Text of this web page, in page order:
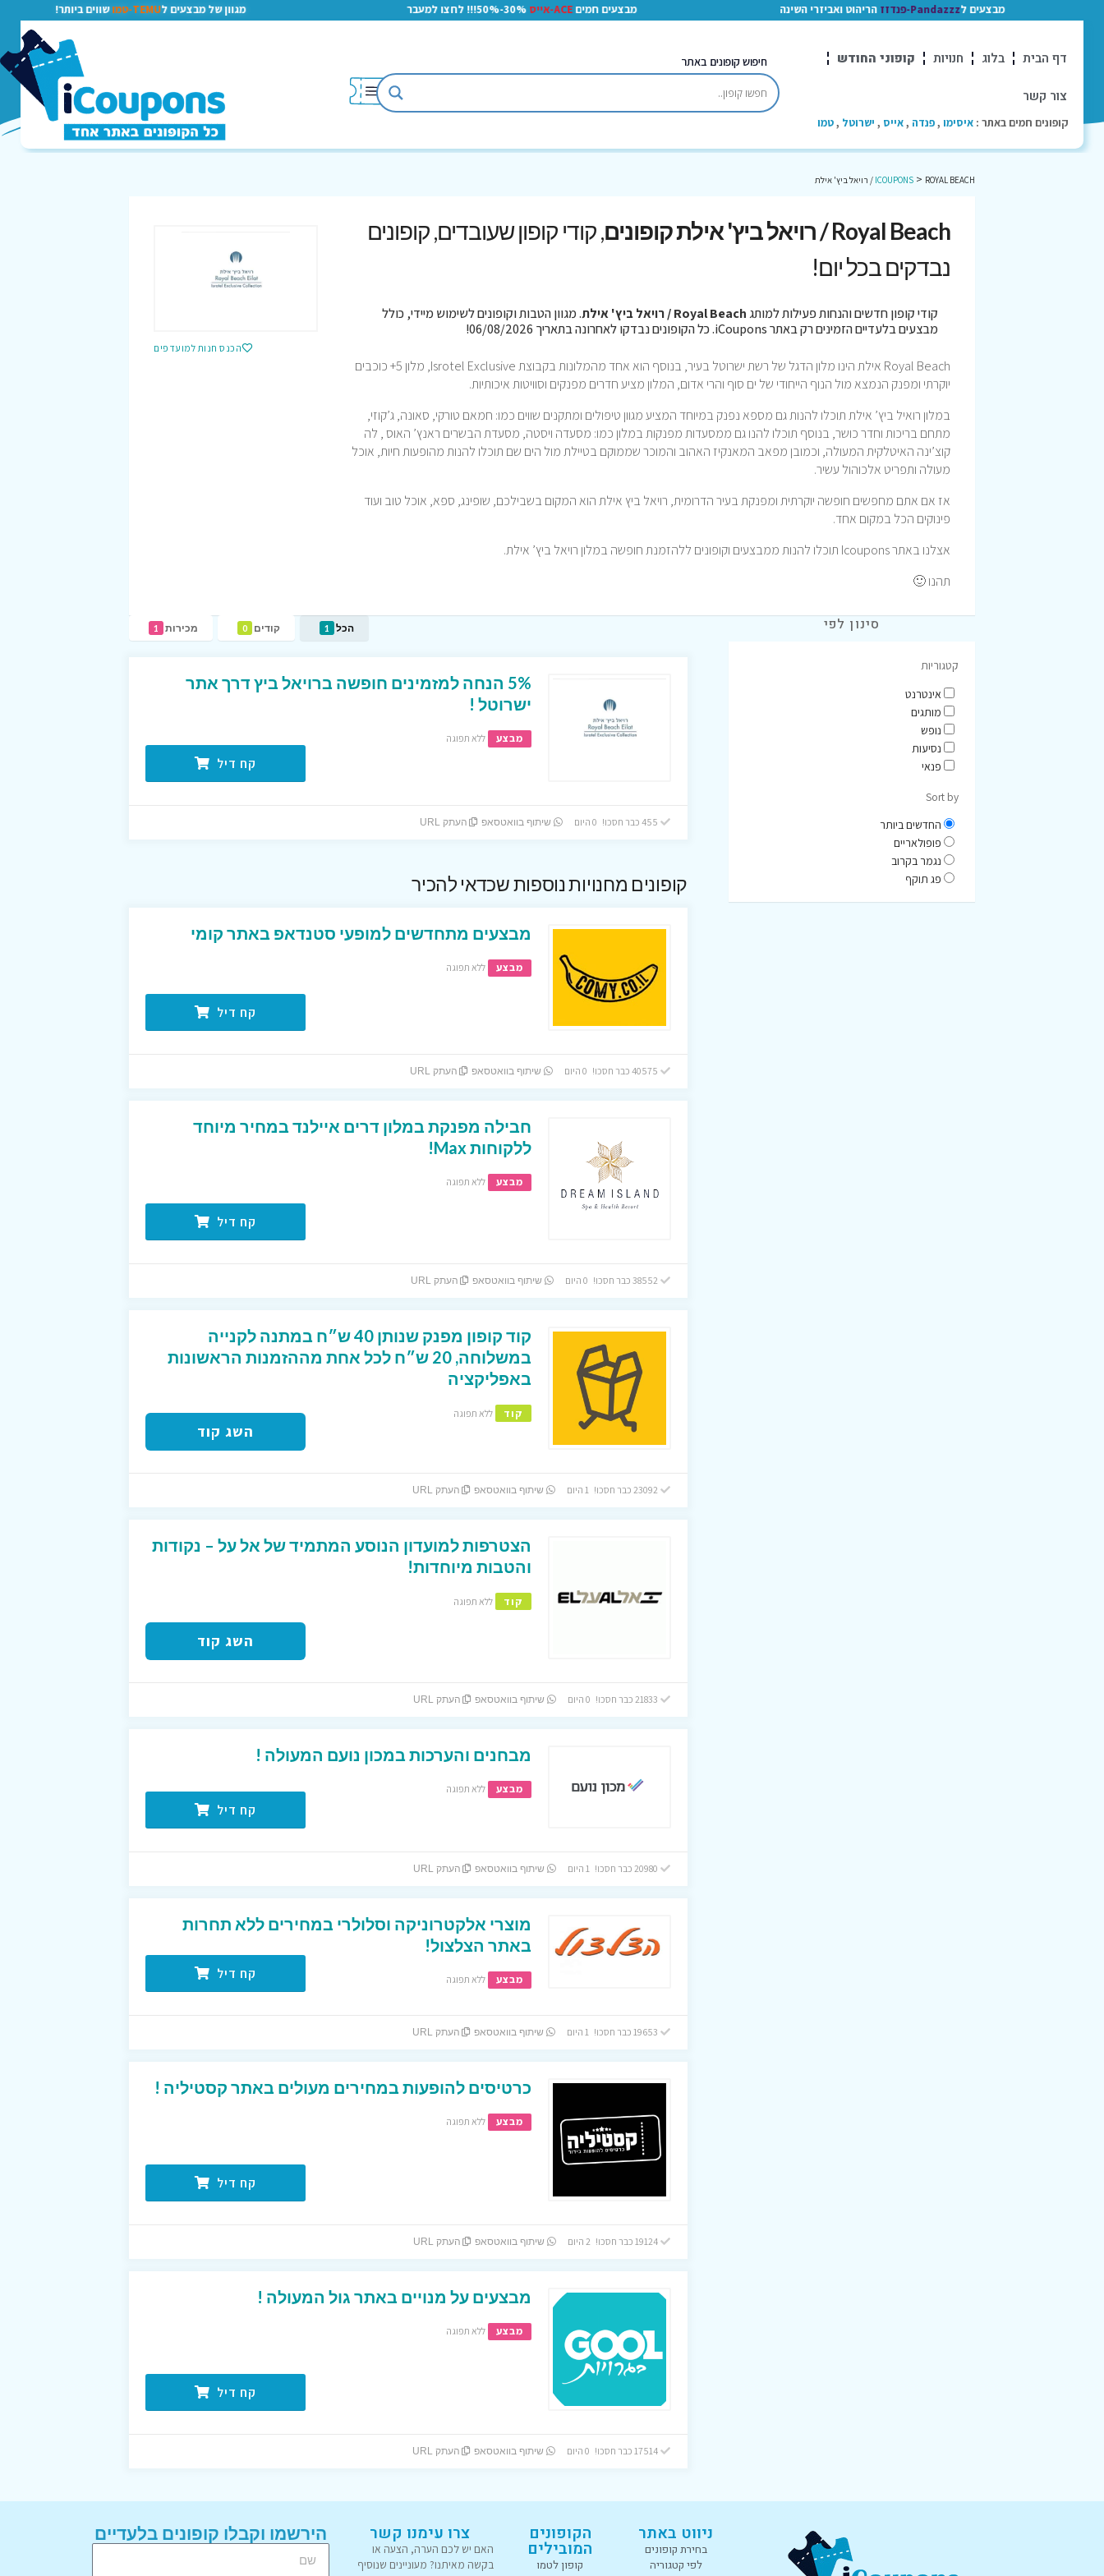
מבצעים לPandazzz-פנדזז הריהוט ואביזרי השינה מבצעים חמיםACE-אייס 30%-50%!!! לחצו למעבר מגוון של מבצעים לTEMU-טמו שווים ביותר!
דף הבית בלוג חנויות קופוני החודש
צור קשר
קופונים חמים באתר : איסימו ,פנדה ,אייס , ישרוטל ,טמו
חיפוש קופונים באתר
ICOUPONS > ROYAL BEACH / רויאל ביץ' אילת
הכנס חנות למועדפים
Royal Beach / רויאל ביץ' אילת קופונים
, קודי קופון שעובדים, קופונים
נבדקים בכל יום!
קודי קופון חדשים והנחות פעילות למותגRoyal Beach / רויאל ביץ' אילת
. מגוון הטבות וקופונים לשימוש מיידי, כולל
מבצעים בלעדיים הזמינים רק באתר iCoupons. כל הקופונים נבדקו לאחרונה בתאריך 06/08/2026!
Royal Beach אילת הינו מלון הדגל של רשת ישרוטל בעיר, בנוסף הוא אחד מהמלונות בקבוצת Isrotel Exclusive, מלון 5+ כוכבים
יוקרתי ומפנק הנמצא מול הנוף הייחודי של ים סוף והרי אדום, המלון מציע חדרים מפנקים וסוויטות איכותיות.
במלון רואיל ביץ’ אילת תוכלו להנות גם מספא נפנק במיוחד המציע מגוון טיפולים ומתקנים שווים כמו: חמאם טורקי, סאונה, ג’קוזי,
מתחם בריכות וחדר כושר, בנוסף תוכלו להנו גם ממסעדות מפנקות במלון כמו: מסעדה ויסטה, מסעדת הבשרים ראנץ’ האוס , לה
קוצ’ינה האיטלקית המעולה, וכמובן מפאב המאנקיז האהוב והמוכר שממוקם בטיילת מול הים שם תוכלו להנות מהופעות חיות, אוכל
מעולה ותפריט אלכוהול עשיר.
אז אם אתם מחפשים חופשה יוקרתית ומפנקת בעיר הדרומית, רויאל ביץ אילת הוא המקום בשבילכם, שופינג, ספא, אוכל טוב ועוד
פינוקים הכל במקום אחד.
אצלנו באתר Icoupons תוכלו להנות ממבצעים וקופונים ללהזמנת חופשה במלון רויאל ביץ’ אילת.
תהנו 🙂
הכל 1 קודים 0 מכירות 1
5% הנחה למזמינים חופשה ברויאל ביץ דרך אתר
ישרוטל !
מבצע ללא תפוגה
קח דיל
שיתוף בוואטסאפ העתק URL
קופונים מחנויות נוספות שכדאי להכיר
מבצעים מתחדשים למופעי סטנדאפ באתר קומי
מבצע ללא תפוגה
קח דיל
שיתוף בוואטסאפ העתק URL
חבילה מפנקת במלון דרים איילנד במחיר מיוחד
ללקוחות Max!
מבצע ללא תפוגה
קח דיל
שיתוף בוואטסאפ העתק URL
קוד קופון מפנק שנותן 40 ש״ח במתנה לקנייה
במשלוחה, 20 ש״ח לכל אחת מההזמנות הראשונות
באפליקציה
קוד ללא תפוגה
השג קוד
שיתוף בוואטסאפ העתק URL
הצטרפות למועדון הנוסע המתמיד של אל על – נקודות
והטבות מיוחדות!
קוד ללא תפוגה
השג קוד
שיתוף בוואטסאפ העתק URL
מבחנים והערכות במכון נועם המעולה !
מבצע ללא תפוגה
קח דיל
שיתוף בוואטסאפ העתק URL
מוצרי אלקטרוניקה וסלולרי במחירים ללא תחרות
באתר הצלצול!
מבצע ללא תפוגה קח דיל
שיתוף בוואטסאפ העתק URL
כרטיסים להופעות במחירים מעולים באתר קסטיליה !
מבצע ללא תפוגה
קח דיל
19124 כבר חסכו! 2 היום שיתוף בוואטסאפ העתק URL
מבצעים על מנויים באתר גול המעולה !
מבצע ללא תפוגה
קח דיל
17514 כבר חסכו! 0 היום שיתוף בוואטסאפ העתק URL
סינון לפי
קטגוריות
אינטרנט
מותגים
נופש
נסיעות
פנאי
Sort by
החדשים ביותר
פופולאריים
נגמר בקרוב
פג תוקף
ניווט באתר
בחירת קופונים
לפי קטגוריה
הקופונים
המובילים
קופון לטמו
צרו עימנו קשר
האם יש לכם הערה, הצעה או
בקשה מאיתנו? מעוניינים שנוסיף
הירשמו וקבלו קופונים בלעדיים